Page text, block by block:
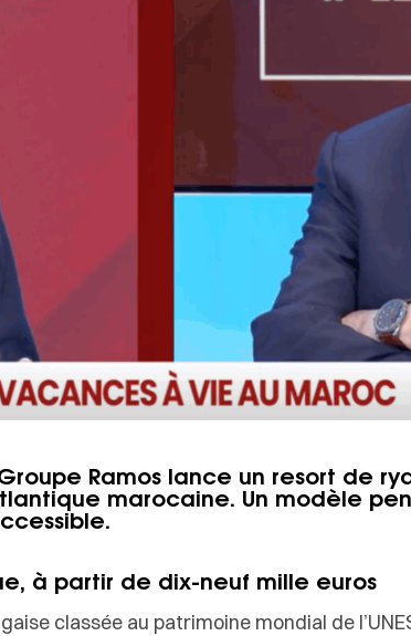
Ramos lance un resort de
marocaine. Un modèle
à partir de dix-neuf mille euros
classée au patrimoine mondial de